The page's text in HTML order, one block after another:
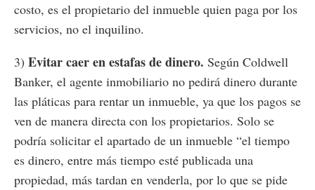
costo, es el propietario del inmueble quien paga por los
servicios, no el inquilino.
3) Evitar caer en estafas de dinero. Según Coldwell
Banker, el agente inmobiliario no pedirá dinero durante
las pláticas para rentar un inmueble, ya que los pagos se
ven de manera directa con los propietarios. Solo se
podría solicitar el apartado de un inmueble “el tiempo
es dinero, entre más tiempo esté publicada una
propiedad, más tardan en venderla, por lo que se pide